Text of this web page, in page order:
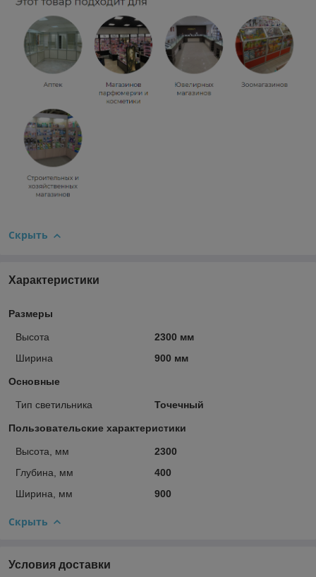
Скрыть
Характеристики
Размеры
Высота
2300 мм
Ширина
900 мм
Основные
Тип светильника Точечный
Пользовательские характеристики
Высота, мм
2300
Глубина, мм
400
Ширина, мм
900
Скрыть
Условия доставки